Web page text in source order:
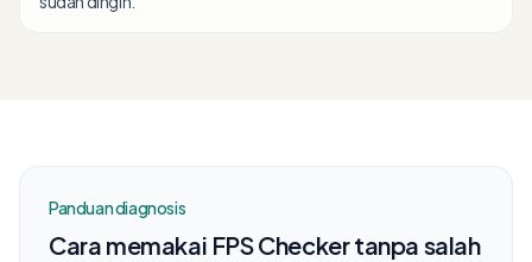
Panduan diagnosis
Cara memakai FPS Checker tanpa salah